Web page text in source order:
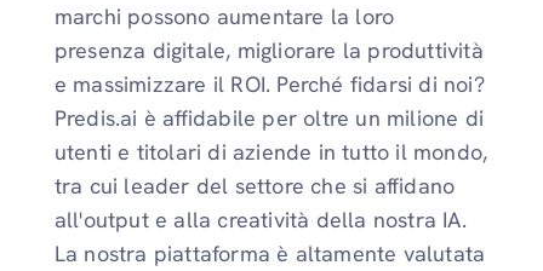
marchi possono aumentare la loro
presenza digitale, migliorare la produttività
e massimizzare il ROI. Perché fidarsi di noi?
Predis.ai è affidabile per oltre un milione di
utenti e titolari di aziende in tutto il mondo,
tra cui leader del settore che si affidano
all'output e alla creatività della nostra IA.
La nostra piattaforma è altamente valutata